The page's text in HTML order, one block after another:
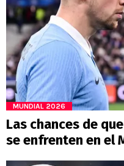
MUNDIAL 2026
Las chances de
se enfrenten en el